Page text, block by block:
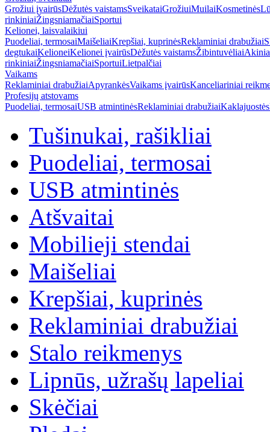
Grožiui įvairūsDėžutės vaistamsSveikataiGrožiuiMuilaiKosmetinės
rinkiniaiŽingsniamačiaiSportui
Kelionei, laisvalaikiui
Puodeliai, termosaiMaišeliaiKrepšiai, kuprinėsReklaminiai drabužiai
degtukaiKelioneiKelionei įvairūsDėžutės vaistamsŽibintuvėliai
rinkiniaiŽingsniamačiaiSportuiLietpalčiai
Vaikams
Reklaminiai drabužiaiApyrankėsVaikams įvairūsKanceliariniai
Profesijų atstovams
Puodeliai, termosaiUSB atmintinėsReklaminiai drabužiaiKaklajuostės
Tušinukai, rašikliai
Puodeliai, termosai
USB atmintinės
Atšvaitai
Mobilieji stendai
Maišeliai
Krepšiai, kuprinės
Reklaminiai drabužiai
Stalo reikmenys
Lipnūs, užrašų lapeliai
Skėčiai